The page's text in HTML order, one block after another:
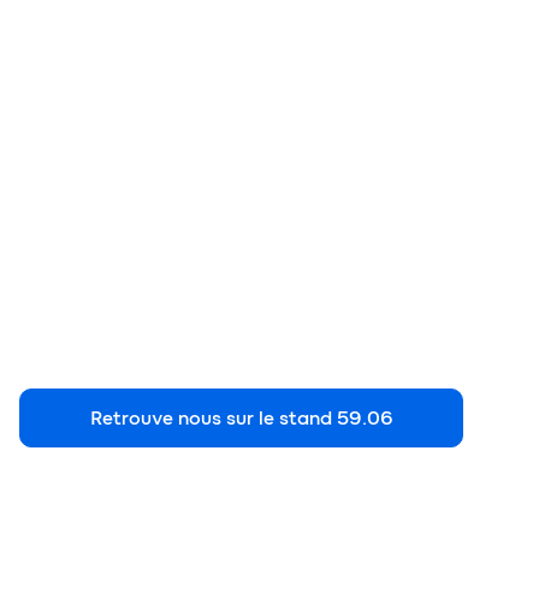
Retrouve nous sur le stand 59.06